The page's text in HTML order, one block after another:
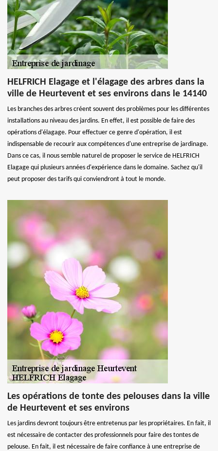
HELFRICH Elagage et l'élagage des arbres dans la
ville de Heurtevent et ses environs dans le 14140
Les branches des arbres créent souvent des problèmes pour les différentes
installations au niveau des jardins. En effet, il est possible de faire des
opérations d'élagage. Pour effectuer ce genre d'opération, il est
indispensable de recourir aux compétences d'une entreprise de jardinage.
Dans ce cas, il nous semble naturel de proposer le service de HELFRICH
Elagage qui plusieurs années d'expérience dans le domaine. Sachez qu'il
peut proposer des tarifs qui conviendront à tout le monde.
Les opérations de tonte des pelouses dans la ville
de Heurtevent et ses environs
Les jardins devront toujours être entretenus par les propriétaires. En fait, il
est nécessaire de contacter des professionnels pour faire des tontes de
pelouse. En fait, il est nécessaire de faire confiance à une entreprise de